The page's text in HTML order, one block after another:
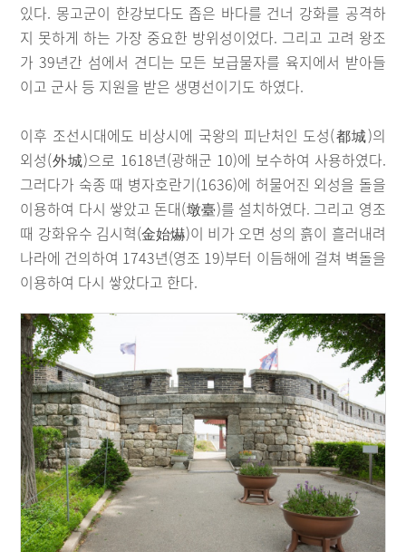
있다. 몽고군이 한강보다도 좁은 바다를 건너 강화를 공격하
지 못하게 하는 가장 중요한 방위성이었다. 그리고 고려 왕조
가 39년간 섬에서 견디는 모든 보급물자를 육지에서 받아들
이고 군사 등 지원을 받은 생명선이기도 하였다.
이후 조선시대에도 비상시에 국왕의 피난처인 도성(都城)의
외성(外城)으로 1618년(광해군 10)에 보수하여 사용하였다.
그러다가 숙종 때 병자호란기(1636)에 허물어진 외성을 돌을
이용하여 다시 쌓았고 돈대(墩臺)를 설치하였다. 그리고 영조
때 강화유수 김시혁(金始爀)이 비가 오면 성의 흙이 흘러내려
나라에 건의하여 1743년(영조 19)부터 이듬해에 걸쳐 벽돌을
이용하여 다시 쌓았다고 한다.